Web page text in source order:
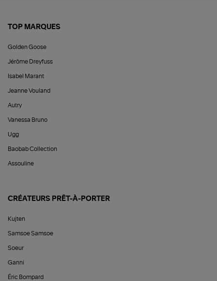
TOP MARQUES
Golden Goose
Jérôme Dreyfuss
Isabel Marant
Jeanne Vouland
Autry
Vanessa Bruno
Ugg
Baobab Collection
Assouline
CRÉATEURS PRÊT-À-PORTER
Kujten
Samsoe Samsoe
Soeur
Ganni
Éric Bompard